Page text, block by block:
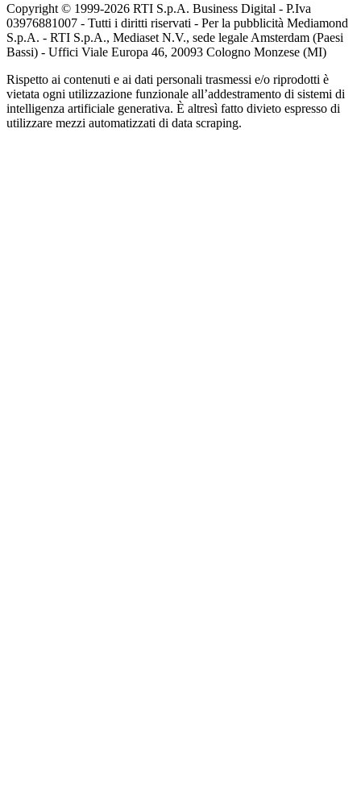
Copyright © 1999-2026 RTI S.p.A. Business Digital - P.Iva
03976881007 - Tutti i diritti riservati - Per la pubblicità Mediamond
S.p.A. - RTI S.p.A., Mediaset N.V., sede legale Amsterdam (Paesi
Bassi) - Uffici Viale Europa 46, 20093 Cologno Monzese (MI)
Rispetto ai contenuti e ai dati personali trasmessi e/o riprodotti è
vietata ogni utilizzazione funzionale all’addestramento di sistemi di
intelligenza artificiale generativa. È altresì fatto divieto espresso di
utilizzare mezzi automatizzati di data scraping.